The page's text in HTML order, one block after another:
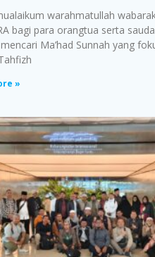
warahmatullah
bagi para orangtua serta
Ma’had Sunnah yang
»